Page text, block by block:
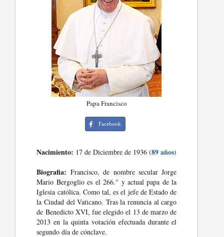
Papa Francisco
Facebook
Nacimiento: 17 de Diciembre de 1936(89 años)
Biografia: Francisco, de nombre secular Jorge
Mario Bergoglio es el 266.° y actual papa de la
Iglesia católica. Como tal, es el jefe de Estado de
la Ciudad del Vaticano. Tras la renuncia al cargo
de Benedicto XVI, fue elegido el 13 de marzo de
2013 en la quinta votación efectuada durante el
segundo día de cónclave.